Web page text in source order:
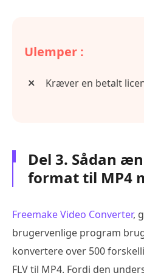
Ulemper :
Kræver en betalt
Del 3. Sådan
format til MP4
Freemake Video Converter,
brugervenlige program
konvertere over 500
FLV til MP4. Fordi den